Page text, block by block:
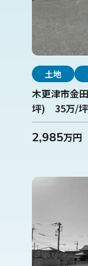
土地
木更津市金
坪) 35万/坪
2,985万円